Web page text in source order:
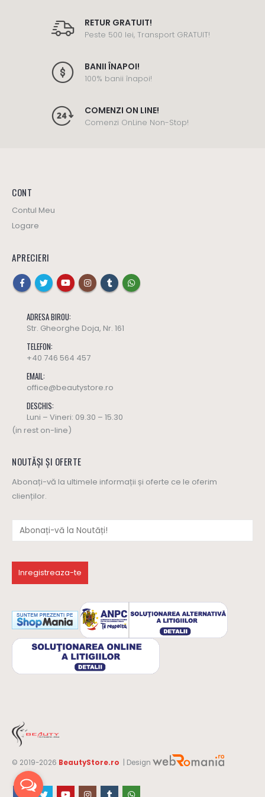
RETUR GRATUIT!
Peste 500 lei, Transport GRATUIT!
BANII ÎNAPOI!
100% banii înapoi!
COMENZI ON LINE!
Comenzi OnLine Non-Stop!
CONT
Contul Meu
Logare
APRECIERI
ADRESA BIROU:
Str. Gheorghe Doja, Nr. 161
TELEFON:
+40 746 564 457
EMAIL:
office@beautystore.ro
DESCHIS:
Luni – Vineri: 09.30 – 15.30
(in rest on-line)
NOUTĂȘI ȘI OFERTE
Abonați-vă la ultimele informații și oferte ce le oferim
clienților.
© 2019-2026 BeautyStore.ro | Design